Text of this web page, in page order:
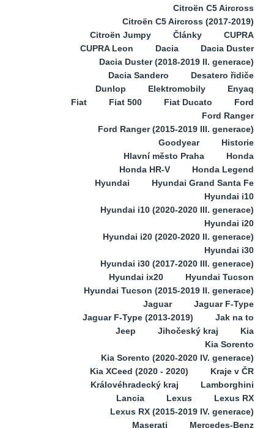
Citroën C5 Aircross
Citroën C5 Aircross (2017-2019)
Citroën Jumpy
Články
CUPRA
CUPRA Leon
Dacia
Dacia Duster
Dacia Duster (2018-2019 II. generace)
Dacia Sandero
Desatero řidiče
Dunlop
Elektromobily
Enyaq
Fiat
Fiat 500 Fiat Ducato
Ford
Ford Ranger
Ford Ranger (2015-2019 III. generace)
Goodyear
Historie
Hlavní město Praha
Honda
Honda HR-V
Honda Legend
Hyundai
Hyundai Grand Santa Fe
Hyundai i10
Hyundai i10 (2020-2020 III. generace)
Hyundai i20
Hyundai i20 (2020-2020 II. generace)
Hyundai i30
Hyundai i30 (2017-2020 III. generace)
Hyundai ix20
Hyundai Tucson
Hyundai Tucson (2015-2019 II. generace)
Jaguar
Jaguar F-Type
Jaguar F-Type (2013-2019)
Jak na to
Jeep
Jihočeský kraj
Kia
Kia Sorento
Kia Sorento (2020-2020 IV. generace)
Kia XCeed (2020 - 2020)
Kraje v ČR
Královéhradecký kraj
Lamborghini
Lancia
Lexus
Lexus RX
Lexus RX (2015-2019 IV. generace)
Maserati
Mercedes-Benz